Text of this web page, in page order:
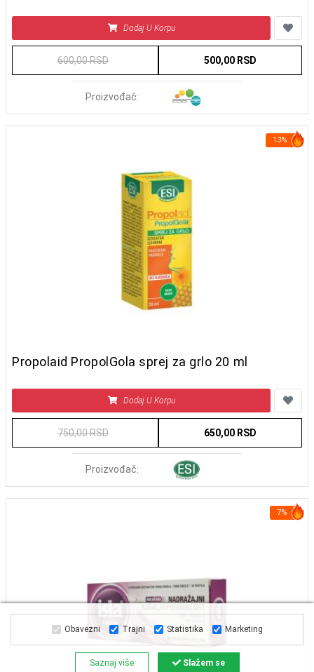
Dodaj U Korpu
600,00 RSD 500,00 RSD
Proizvođač:
13%
Propolaid PropolGola sprej za grlo 20 ml
Dodaj U Korpu
750,00 RSD 650,00 RSD
Proizvođač:
7%
Obavezni Trajni Statistika Marketing
Saznaj više Slažem se